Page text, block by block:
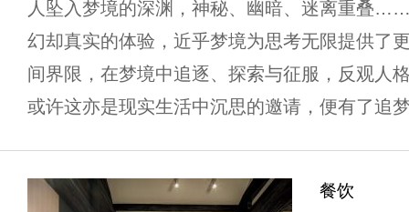
人坠入梦境的深渊，神秘、幽暗、迷离重叠
幻却真实的体验，近乎梦境为思考无限提供了
间界限，在梦境中追逐、探索与征服，反观人
或许这亦是现实生活中沉思的邀请，便有了追
餐饮